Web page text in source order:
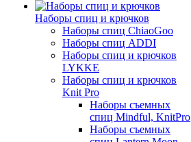
Наборы спиц и крючков
Наборы спиц ChiaoGoo
Наборы спиц ADDI
Наборы спиц и крючков
LYKKE
Наборы спиц и крючков
Knit Pro
Наборы съемных
спиц Mindful, KnitPro
Наборы съемных